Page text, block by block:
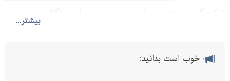
بیشتر...
شرکت گرید ساختمان تهران مسیولیت محدود اماده واگزاری
خوب است بدانید: